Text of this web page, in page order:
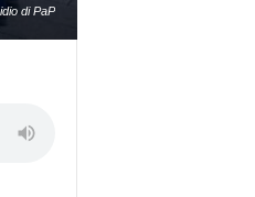
di PaP